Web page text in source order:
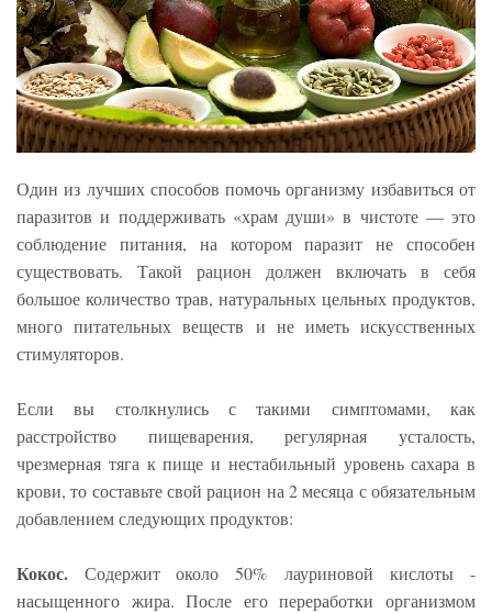
Один из лучших способов помочь организму избавиться от
паразитов и поддерживать «храм души» в чистоте — это
соблюдение питания, на котором паразит не способен
существовать. Такой рацион должен включать в себя
большое количество трав, натуральных цельных продуктов,
много питательных веществ и не иметь искусственных
стимуляторов.
Если вы столкнулись с такими симптомами, как
расстройство пищеварения, регулярная усталость,
чрезмерная тяга к пище и нестабильный уровень сахара в
крови, то составьте свой рацион на 2 месяца с обязательным
добавлением следующих продуктов:
Кокос. Содержит около 50% лауриновой кислоты -
насыщенного жира. После его переработки организмом